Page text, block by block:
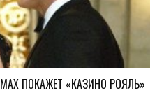
ПОКАЖЕТ «КАЗИНО РОЯЛЬ»